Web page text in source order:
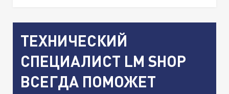
ТЕХНИЧЕСКИЙ
СПЕЦИАЛИСТ LM SHOP
ВСЕГДА ПОМОЖЕТ